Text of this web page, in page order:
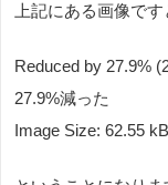
上記にある画像です
Reduced by
27.9%減った
Image Size: 62.55